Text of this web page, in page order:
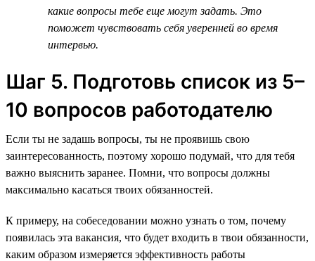
какие вопросы тебе еще могут задать. Это
поможет чувствовать себя уверенней во время
интервью.
Шаг 5. Подготовь список из 5–
10 вопросов работодателю
Если ты не задашь вопросы, ты не проявишь свою
заинтересованность, поэтому хорошо подумай, что для тебя
важно выяснить заранее. Помни, что вопросы должны
максимально касаться твоих обязанностей.
К примеру, на собеседовании можно узнать о том, почему
появилась эта вакансия, что будет входить в твои обязанности,
каким образом измеряется эффективность работы